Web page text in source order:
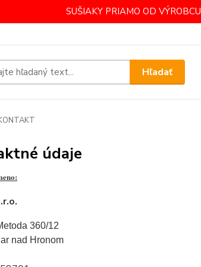
SUŠIAKY PRIAMO OD VÝROBCU
Hľadať
údaje
360/12
nad Hronom